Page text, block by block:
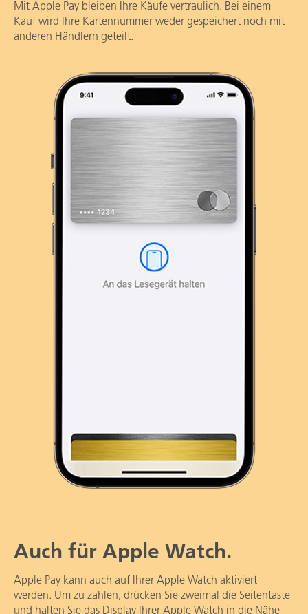
Mit Apple Pay bleiben Ihre Käufe vertraulich. Bei einem
Kauf wird Ihre Kartennummer weder gespeichert noch mit
anderen Händlern geteilt.
Auch für Apple Watch.
Apple Pay kann auch auf Ihrer Apple Watch aktiviert
werden. Um zu zahlen, drücken Sie zweimal die Seitentaste
und halten Sie das Display Ihrer Apple Watch in die Nähe